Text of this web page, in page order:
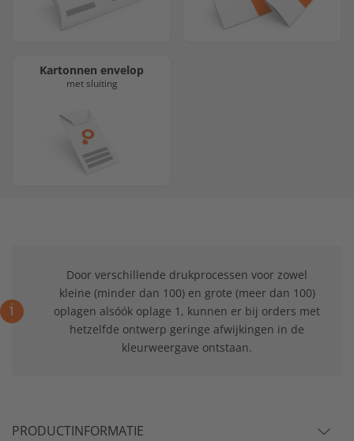
Kartonnen envelop
met sluiting
i
Door verschillende drukprocessen voor zowel
kleine (minder dan 100) en grote (meer dan 100)
oplagen alsóók oplage 1, kunnen er bij orders met
hetzelfde ontwerp geringe afwijkingen in de
kleurweergave ontstaan.
PRODUCTINFORMATIE